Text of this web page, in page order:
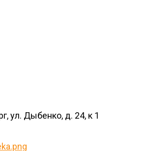
ул. Дыбенко, д. 24, к 1